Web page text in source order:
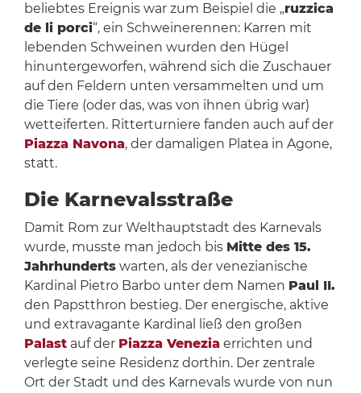
beliebtes Ereignis war zum Beispiel die „ruzzica
de li porci“, ein Schweinerennen: Karren mit
lebenden Schweinen wurden den Hügel
hinuntergeworfen, während sich die Zuschauer
auf den Feldern unten versammelten und um
die Tiere (oder das, was von ihnen übrig war)
wetteiferten. Ritterturniere fanden auch auf der
Piazza Navona, der damaligen Platea in Agone,
statt.
Die Karnevalsstraße
Damit Rom zur Welthauptstadt des Karnevals
wurde, musste man jedoch bis Mitte des 15.
Jahrhundertswarten, als der venezianische
Kardinal Pietro Barbo unter dem Namen Paul II.
den Papstthron bestieg. Der energische, aktive
und extravagante Kardinal ließ den großen
Palastauf der Piazza Veneziaerrichten und
verlegte seine Residenz dorthin. Der zentrale
Ort der Stadt und des Karnevals wurde von nun